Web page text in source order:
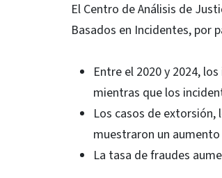
El Centro de Análisis de
Basados en Incidentes, por
Entre el 2020 y 2024,
mientras que los
Los casos de extorsión,
muestraron un
La tasa de fraudes